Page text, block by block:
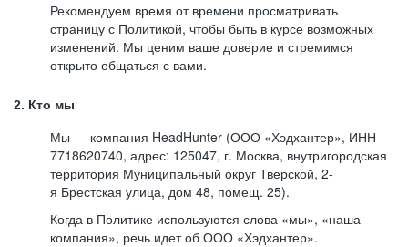
Рекомендуем время от времени просматривать
страницу с Политикой, чтобы быть в курсе возможных
изменений. Мы ценим ваше доверие и стремимся
открыто общаться с вами.
2. Кто мы
Мы — компания HeadHunter (ООО «Хэдхантер», ИНН
7718620740, адрес: 125047, г. Москва, внутригородская
территория Муниципальный округ Тверской, 2-
я Брестская улица, дом 48, помещ. 25).
Когда в Политике используются слова «мы», «наша
компания», речь идет об ООО «Хэдхантер».